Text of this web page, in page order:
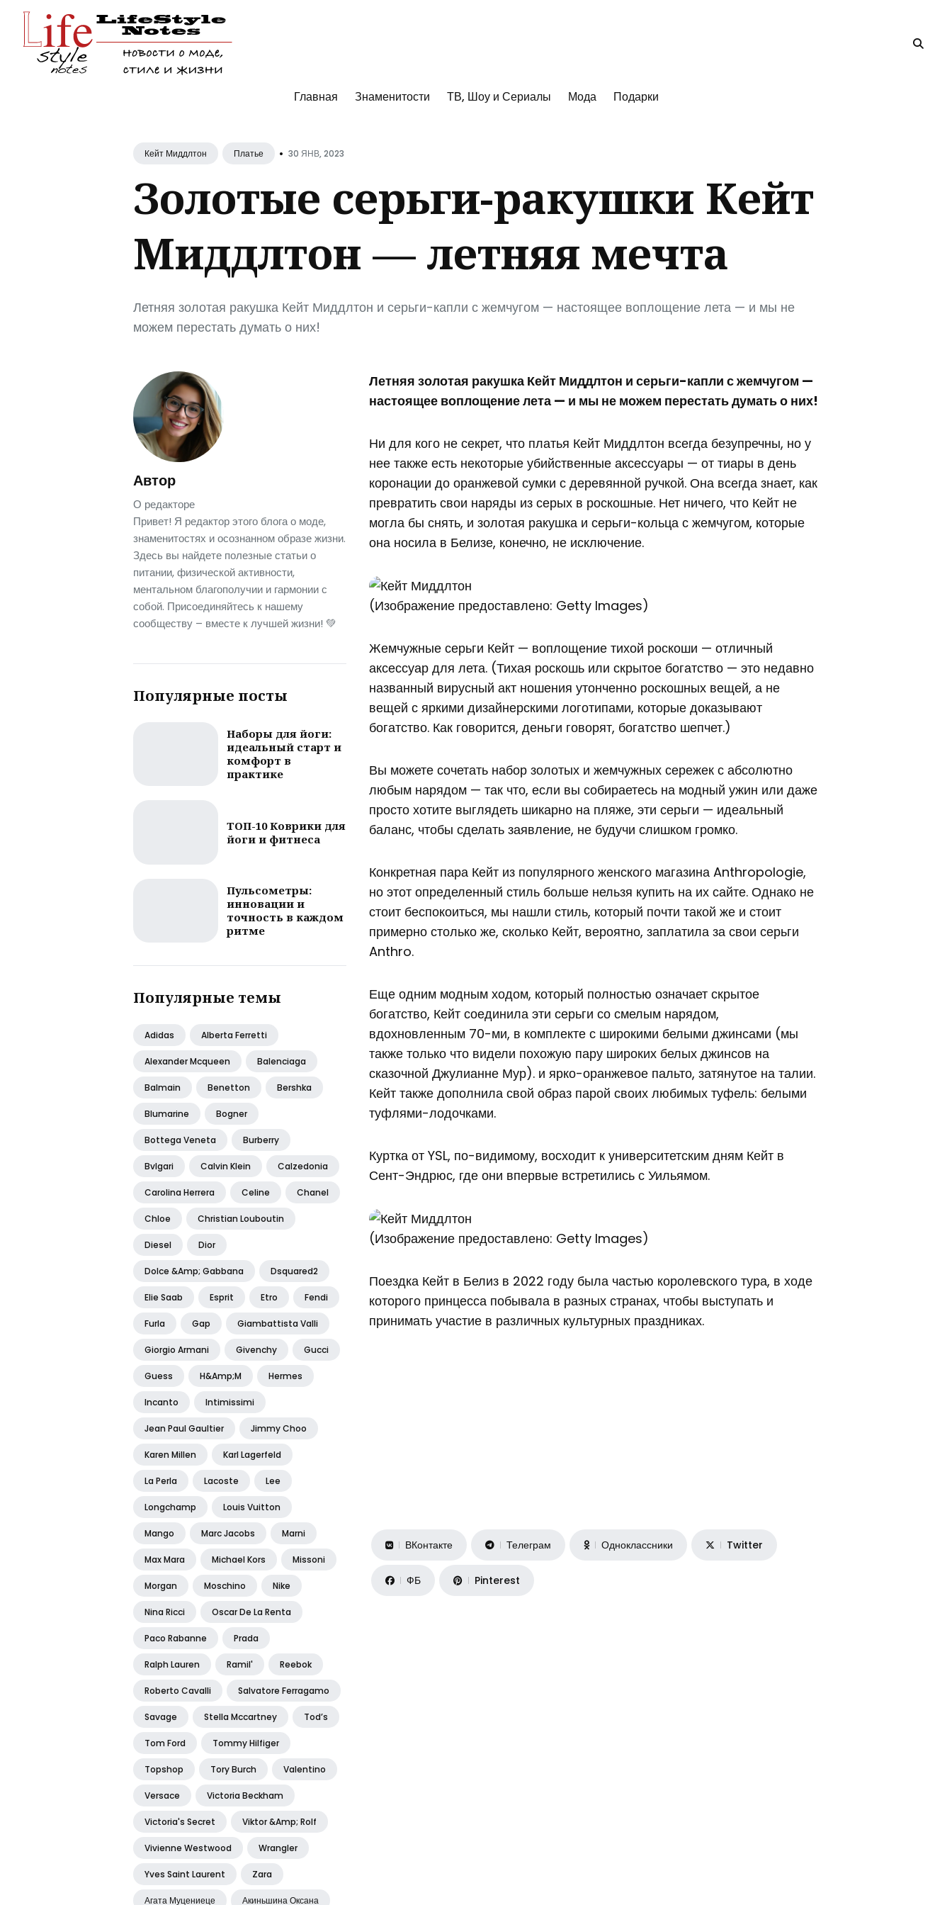
Главная Знаменитости ТВ, Шоу и Сериалы Мода Подарки
по
Кейт Миддлтон Платье • 30 ЯНВ, 2023
Золотые серьги-ракушки Кейт
Миддлтон — летняя мечта
Летняя золотая ракушка Кейт Миддлтон и серьги-капли с жемчугом — настоящее воплощение лета — и мы не
можем перестать думать о них!
Автор
О редакторе
Привет! Я редактор этого блога о моде,
знаменитостях и осознанном образе жизни.
Здесь вы найдете полезные статьи о
питании, физической активности,
ментальном благополучии и гармонии с
собой. Присоединяйтесь к нашему
сообществу – вместе к лучшей жизни! 💚
Популярные посты
Наборы для йоги:
идеальный старт и
комфорт в
практике
ТОП-10 Коврики для
йоги и фитнеса
Пульсометры:
инновации и
точность в каждом
ритме
Популярные темы
Adidas Alberta Ferretti
Alexander Mcqueen Balenciaga
Balmain Benetton Bershka
Blumarine Bogner
Bottega Veneta Burberry
Bvlgari Calvin Klein Calzedonia
Carolina Herrera Celine Chanel
Chloe Christian Louboutin
Diesel Dior
Dolce &amp; Gabbana Dsquared2
Elie Saab Esprit Etro Fendi
Furla Gap Giambattista Valli
Giorgio Armani Givenchy Gucci
Guess H&amp;m Hermes
Incanto Intimissimi
Jean Paul Gaultier Jimmy Choo
Karen Millen Karl Lagerfeld
La Perla Lacoste Lee
Longchamp Louis Vuitton
Mango Marc Jacobs Marni
Max Mara Michael Kors Missoni
Morgan Moschino Nike
Nina Ricci Oscar De La Renta
Paco Rabanne Prada
Ralph Lauren Ramil' Reebok
Roberto Cavalli Salvatore Ferragamo
Savage Stella Mccartney Tod’s
Tom Ford Tommy Hilfiger
Topshop Tory Burch Valentino
Versace Victoria Beckham
Victoria's Secret Viktor &amp; Rolf
Vivienne Westwood Wrangler
Yves Saint Laurent Zara
Агата Муцениеце Акиньшина Оксана
Летняя золотая ракушка Кейт Миддлтон и серьги-капли с жемчугом —
настоящее воплощение лета — и мы не можем перестать думать о них!
Ни для кого не секрет, что платья Кейт Миддлтон всегда безупречны, но у
нее также есть некоторые убийственные аксессуары — от тиары в день
коронации до оранжевой сумки с деревянной ручкой. Она всегда знает, как
превратить свои наряды из серых в роскошные. Нет ничего, что Кейт не
могла бы снять, и золотая ракушка и серьги-кольца с жемчугом, которые
она носила в Белизе, конечно, не исключение.
(Изображение предоставлено: Getty Images)
Жемчужные серьги Кейт — воплощение тихой роскоши — отличный
аксессуар для лета. (Тихая роскошь или скрытое богатство — это недавно
названный вирусный акт ношения утонченно роскошных вещей, а не
вещей с яркими дизайнерскими логотипами, которые доказывают
богатство. Как говорится, деньги говорят, богатство шепчет.)
Вы можете сочетать набор золотых и жемчужных сережек с абсолютно
любым нарядом — так что, если вы собираетесь на модный ужин или даже
просто хотите выглядеть шикарно на пляже, эти серьги — идеальный
баланс, чтобы сделать заявление, не будучи слишком громко.
Конкретная пара Кейт из популярного женского магазина Anthropologie,
но этот определенный стиль больше нельзя купить на их сайте. Однако не
стоит беспокоиться, мы нашли стиль, который почти такой же и стоит
примерно столько же, сколько Кейт, вероятно, заплатила за свои серьги
Anthro.
Еще одним модным ходом, который полностью означает скрытое
богатство, Кейт соединила эти серьги со смелым нарядом,
вдохновленным 70-ми, в комплекте с широкими белыми джинсами (мы
также только что видели похожую пару широких белых джинсов на
сказочной Джулианне Мур). и ярко-оранжевое пальто, затянутое на талии.
Кейт также дополнила свой образ парой своих любимых туфель: белыми
туфлями-лодочками.
Куртка от YSL, по-видимому, восходит к университетским дням Кейт в
Сент-Эндрюс, где они впервые встретились с Уильямом.
(Изображение предоставлено: Getty Images)
Поездка Кейт в Белиз в 2022 году была частью королевского тура, в ходе
которого принцесса побывала в разных странах, чтобы выступать и
принимать участие в различных культурных праздниках.
ВКонтакте Телеграм Одноклассники Twitter
ФБ Pinterest